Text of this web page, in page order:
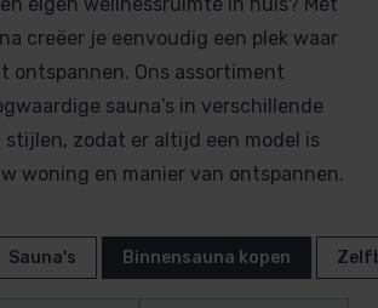
creëer je eenvoudig een plek waar
ontspannen. Ons assortiment
sauna’s in verschillende
zodat er altijd een model is
woning en manier van ontspannen.
Sauna's Binnensauna kopen